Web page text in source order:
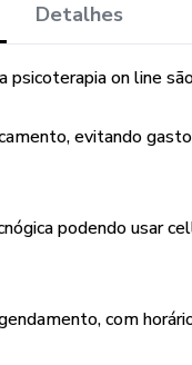
visando assim
até então, estava sem
para todas as
e seja atendido na
Detalhes
psicoterapia on line
evitando
podendo usar
com